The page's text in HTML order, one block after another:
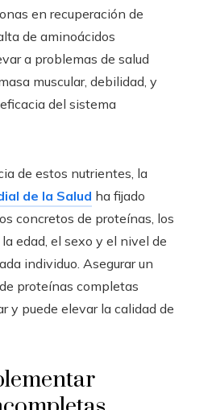
en recuperación de
de aminoácidos
a problemas de salud
muscular, debilidad, y
del sistema
de estos nutrientes, la
de la Salud ha fijado
concretos de proteínas, los
edad, el sexo y el nivel de
individuo. Asegurar un
proteínas completas
y puede elevar la calidad de